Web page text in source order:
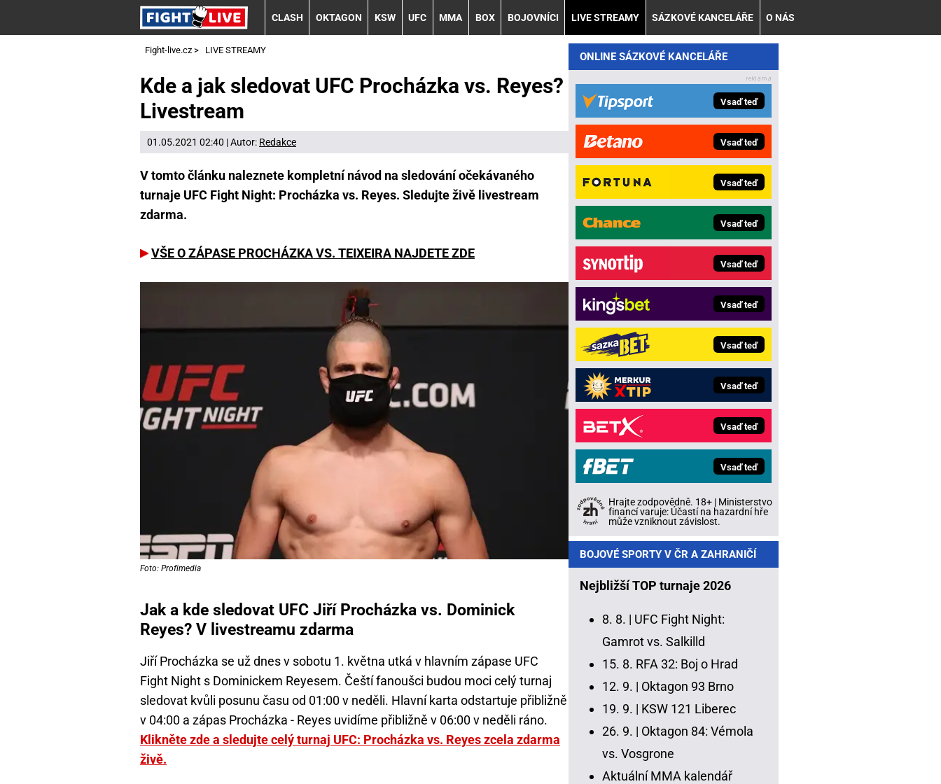
CLASH OKTAGON KSW UFC MMA BOX BOJOVNÍCI LIVE STREAMY SÁZKOVÉ KANCELÁŘE O NÁS
Fight-live.cz > LIVE STREAMY
Kde a jak sledovat UFC Procházka vs. Reyes?
Livestream
01.05.2021 02:40 | Autor: Redakce
V tomto článku naleznete kompletní návod na sledování očekávaného
turnaje UFC Fight Night: Procházka vs. Reyes. Sledujte živě livestream
zdarma.
VŠE O ZÁPASE PROCHÁZKA VS. TEIXEIRA NAJDETE ZDE
Foto: Profimedia
Jak a kde sledovat UFC Jiří Procházka vs. Dominick
Reyes? V livestreamu zdarma
Jiří Procházka se už dnes v sobotu 1. května utká v hlavním zápase UFC
Fight Night s Dominickem Reyesem. Čeští fanoušci budou moci celý turnaj
sledovat kvůli posunu času od 01:00 v neděli. Hlavní karta odstartuje přibližně
v 04:00 a zápas Procházka - Reyes uvidíme přibližně v 06:00 v neděli ráno.
Klikněte zde a sledujte celý turnaj UFC: Procházka vs. Reyes zcela zdarma
živě.
ONLINE SÁZKOVÉ KANCELÁŘE
Vsaď teď
Vsaď teď
Vsaď teď
Vsaď teď
Vsaď teď
Vsaď teď
Vsaď teď
Vsaď teď
Vsaď teď
Vsaď teď
Hrajte zodpovědně. 18+ | Ministerstvo
financí varuje: Účastí na hazardní hře
může vzniknout závislost.
BOJOVÉ SPORTY V ČR A ZAHRANIČÍ
Nejbližší TOP turnaje 2026
8. 8. | UFC Fight Night:
Gamrot vs. Salkilld
15. 8. RFA 32: Boj o Hrad
12. 9. | Oktagon 93 Brno
19. 9. | KSW 121 Liberec
26. 9. | Oktagon 84: Vémola
vs. Vosgrone
Aktuální MMA kalendář